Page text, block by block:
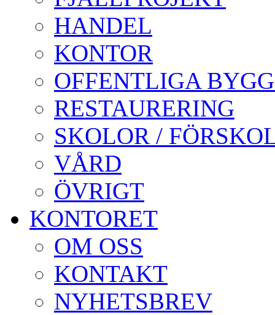
HANDEL
KONTOR
OFFENTLIGA
RESTAURERING
SKOLOR /
VÅRD
ÖVRIGT
KONTORET
OM OSS
KONTAKT
NYHETSBREV